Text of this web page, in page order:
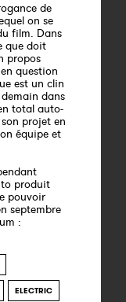
de
on se
film. Dans
que doit
propos
question
est un clin
dans
total auto-
projet en
équipe et
produit
pouvoir
septembre
:
ELECTRIC